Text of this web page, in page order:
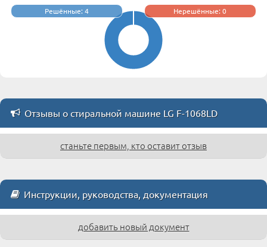
Решённые: 4 Нерешённые: 0
Отзывы о стиральной машине LG F-1068LD
станьте первым, кто оставит отзыв
Инструкции, руководства, документация
добавить новый документ